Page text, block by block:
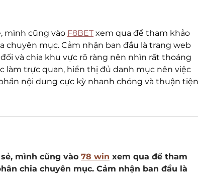
mình cũng vào F8BET xem qua để tham khảo
chuyên mục. Cảm nhận ban đầu là trang web
và chia khu vực rõ ràng nên nhìn rất thoáng
làm trực quan, hiển thị đủ danh mục nên việc
nội dung cực kỳ nhanh chóng và thuận
mình cũng vào 78 win xem qua để tham
chia chuyên mục. Cảm nhận ban đầu là